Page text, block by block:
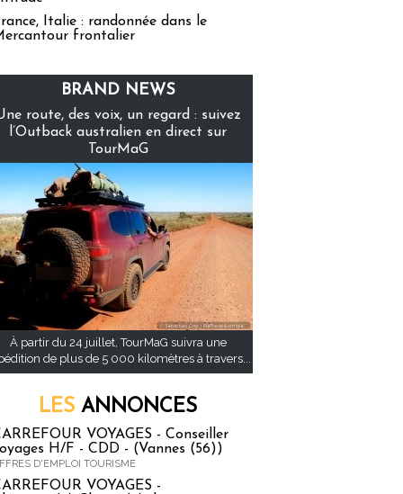
Italie : randonnée dans le
frontalier
BRAND NEWS
route, des voix, un regard : suivez
l’Outback australien en direct sur
TourMaG
À partir du 24 juillet, TourMaG suivra une
de plus de 5 000 kilomètres à travers...
LES ANNONCES
VOYAGES - Conseiller
H/F - CDD - (Vannes (56))
D'EMPLOI TOURISME
VOYAGES -